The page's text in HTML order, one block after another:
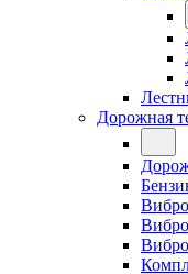
Дорожная